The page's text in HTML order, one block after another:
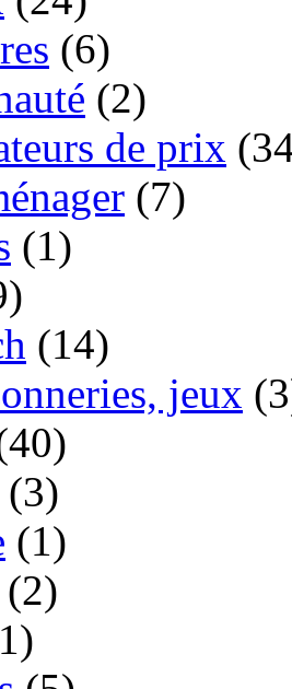
(6)
(2)
de prix
(7)
(1)
(14)
jeux
(3)
(1)
(2)